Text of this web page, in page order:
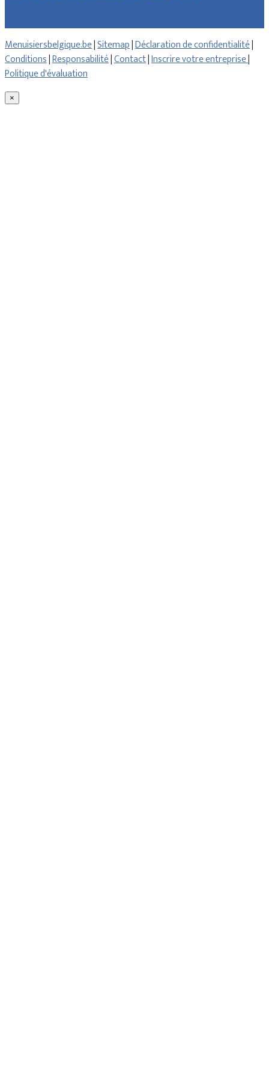
Menuisiersbelgique.be|Sitemap|Déclaration de confidentialité|
Conditions|Responsabilité|Contact|Inscrire votre entreprise|
Politique d'évaluation
×